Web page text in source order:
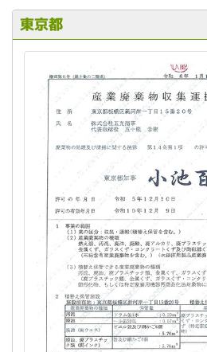
東京都